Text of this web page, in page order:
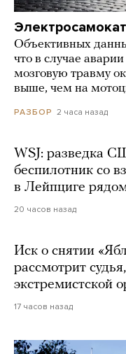
Объективных
что в случае
мозговую травму
выше, чем на
РАЗБОР 2 часа назад
WSJ: разведка
беспилотник со
в Лейпциге
20 часов назад
Иск о снятии
рассмотрит
экстремистской
17 часов назад